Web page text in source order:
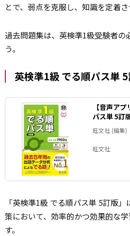
とで、弱点を克服し、知識を定着さ
過去問題集は、英検準1級受験者の
う。
英検準1級 でる順パス単
【音声ア
パス単 5訂
旺文社 (編集)
旺文社
「英検準1級 でる順パス単 5訂版
策において、効率的かつ効果的な
す。